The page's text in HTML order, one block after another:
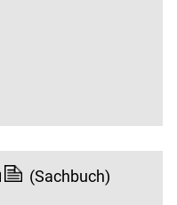
(Sachbuch)